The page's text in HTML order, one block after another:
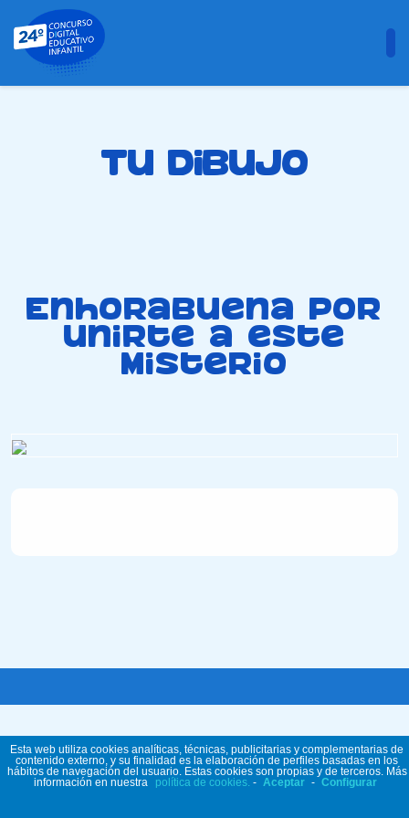
Tu dibujo
Enhorabuena por
unirte a este
misterio
Esta web utiliza cookies analíticas, técnicas, publicitarias y complementarias de
contenido externo, y su finalidad es la elaboración de perfiles basadas en los
hábitos de navegación del usuario. Estas cookies son propias y de terceros. Más
información en nuestra
política de cookies. - Aceptar - Configurar